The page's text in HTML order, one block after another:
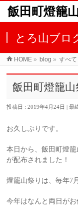
飯田町燈籠
とろ山ブロ
HOME » blog » すべて
飯田町燈籠
投稿日 : 2019年4月24日 最
お久しぶりです。
本日から、飯田町燈
が配布されました！
燈籠山祭りは、毎年7
今年はなんと両日がお